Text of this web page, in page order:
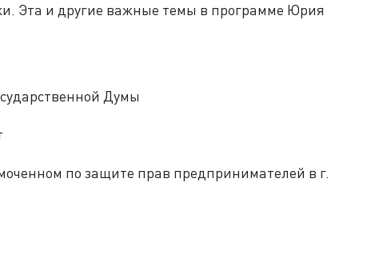
Эта и другие важные темы в программе Юрия
Думы
по защите прав предпринимателей в г.